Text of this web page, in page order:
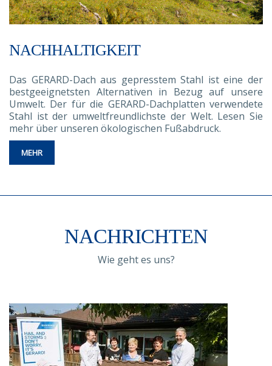
NACHHALTIGKEIT
Das GERARD-Dach aus gepresstem Stahl ist eine der
bestgeeignetsten Alternativen in Bezug auf unsere
Umwelt. Der für die GERARD-Dachplatten verwendete
Stahl ist der umweltfreundlichste der Welt. Lesen Sie
mehr über unseren ökologischen Fußabdruck.
MEHR
NACHRICHTEN
Wie geht es uns?